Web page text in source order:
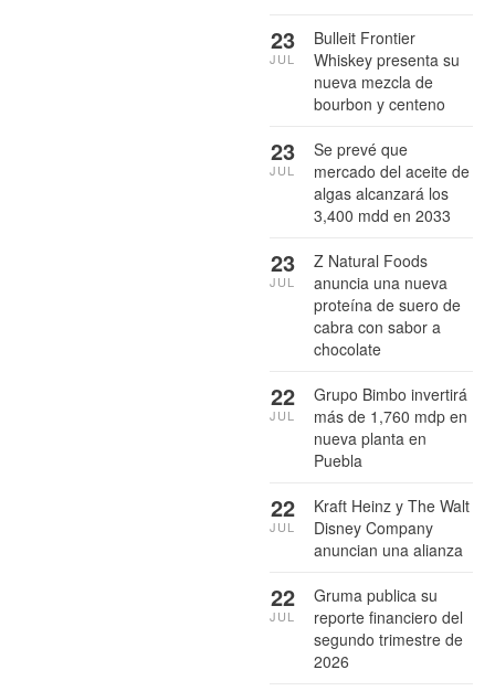
Bulleit Frontier
Whiskey presenta su
nueva mezcla de
bourbon y centeno
23
JUL
Se prevé que
mercado del aceite de
algas alcanzará los
3,400 mdd en 2033
23
JUL
Z Natural Foods
anuncia una nueva
proteína de suero de
cabra con sabor a
chocolate
23
JUL
Grupo Bimbo invertirá
más de 1,760 mdp en
nueva planta en
Puebla
22
JUL
Kraft Heinz y The Walt
Disney Company
anuncian una alianza
22
JUL
Gruma publica su
reporte financiero del
segundo trimestre de
2026
22
JUL